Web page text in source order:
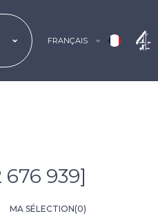
FRANÇAIS
676 939]
MA SÉLECTION(0)